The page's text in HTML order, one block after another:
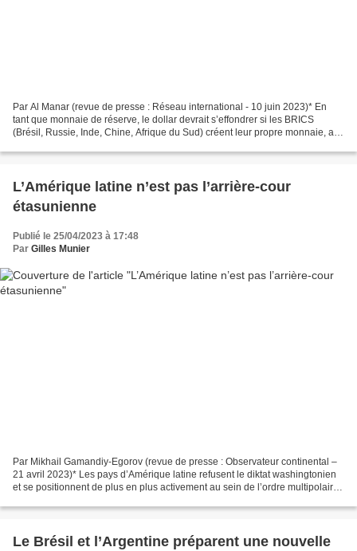
Par Al Manar (revue de presse : Réseau international - 10 juin 2023)* En
tant que monnaie de réserve, le dollar devrait s’effondrer si les BRICS
(Brésil, Russie, Inde, Chine, Afrique du Sud) créent leur propre monnaie, a
L’Amérique latine n’est pas l’arrière-cour
étasunienne
Publié le 25/04/2023 à 17:48
Par Gilles Munier
Par Mikhail Gamandiy-Egorov (revue de presse : Observateur continental –
21 avril 2023)* Les pays d’Amérique latine refusent le diktat washingtonien
et se positionnent de plus en plus activement au sein de l’ordre multipolaire
Le Brésil et l’Argentine préparent une nouvelle